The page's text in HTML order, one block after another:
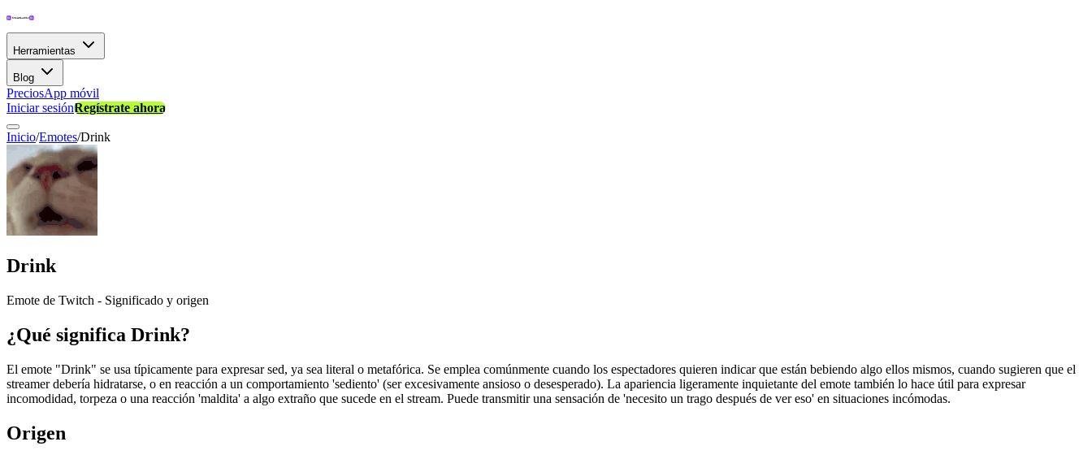
Herramientas
Blog
PreciosApp móvil
Iniciar sesiónRegístrate ahora
Inicio/Emotes/Drink
Drink
Emote de Twitch - Significado y origen
¿Qué significa Drink?
El emote "Drink" se usa típicamente para expresar sed, ya sea literal o metafórica. Se emplea comúnmente cuando los espectadores quieren indicar que están bebiendo algo ellos mismos, cuando sugieren que el
streamer debería hidratarse, o en reacción a un comportamiento 'sediento' (ser excesivamente ansioso o desesperado). La apariencia ligeramente inquietante del emote también lo hace útil para expresar
incomodidad, torpeza o una reacción 'maldita' a algo extraño que sucede en el stream. Puede transmitir una sensación de 'necesito un trago después de ver eso' en situaciones incómodas.
Origen